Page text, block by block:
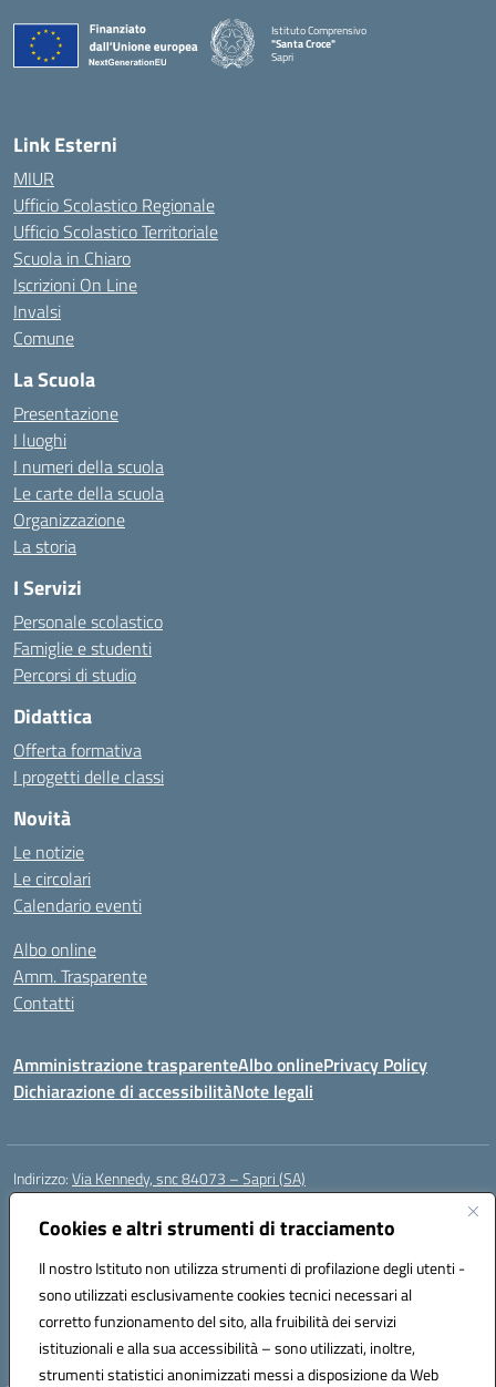
Cookies e altri strumenti di tracciamento
Il nostro Istituto non utilizza strumenti di profilazione degli utenti -
sono utilizzati esclusivamente cookies tecnici necessari al
corretto funzionamento del sito, alla fruibilità dei servizi
istituzionali e alla sua accessibilità – sono utilizzati, inoltre,
strumenti statistici anonimizzati messi a disposizione da Web
Istituto Comprensivo
"Santa Croce"
Sapri
— Visita la pagina iniziale della scuola
Link Esterni
MIUR
Ufficio Scolastico Regionale
Ufficio Scolastico Territoriale
Scuola in Chiaro
Iscrizioni On Line
Invalsi
Comune
La Scuola
Presentazione
I luoghi
I numeri della scuola
Le carte della scuola
Organizzazione
La storia
I Servizi
Personale scolastico
Famiglie e studenti
Percorsi di studio
Didattica
Offerta formativa
I progetti delle classi
Novità
Le notizie
Le circolari
Calendario eventi
Albo online
Amm. Trasparente
Contatti
Amministrazione trasparenteAlbo onlinePrivacy Policy
Dichiarazione di accessibilitàNote legali
Indirizzo:Via Kennedy, snc 84073 – Sapri (SA)
Centralino:
Posta elettronica certificata (PEC):saic878008@pec.istruzione.it
Codice fiscale: 84002700650
Codice meccanografico:SAIC878008
Codice Indice delle Pubbliche Amministrazioni (IPA): istsc_saic878008
Codice unico di fatturazione (CUF): UFYPHY